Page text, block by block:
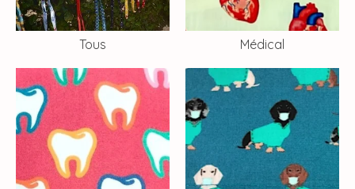
Tous Médical